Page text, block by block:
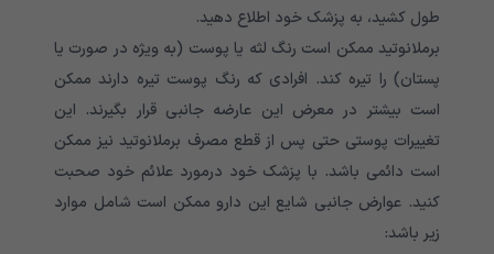
طول کشید، به پزشک خود اطلاع دهید.
برملانوتید ممکن است رنگ لثه یا پوست (به ویژه در صورت یا
پستان) را تیره کند. افرادی که رنگ پوست تیره دارند ممکن
است بیشتر در معرض این عارضه جانبی قرار بگیرند. این
تغییرات پوستی حتی پس از قطع مصرف برملانوتید نیز ممکن
است دائمی باشد. با پزشک خود درمورد علائم خود صحبت
کنید. عوارض جانبی شایع این دارو ممکن است شامل موارد
زیر باشد: